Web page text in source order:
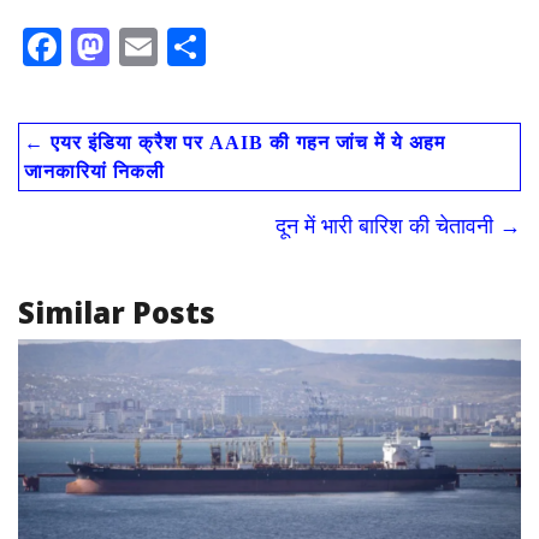
F
e
b
o
M
to
d
o
E
ai
l
ar
e
← एयर इंडिया क्रैश पर AAIB की गहन जांच में ये अहम
जानकारियां निकली
दून में भारी बारिश की चेतावनी →
Similar Posts